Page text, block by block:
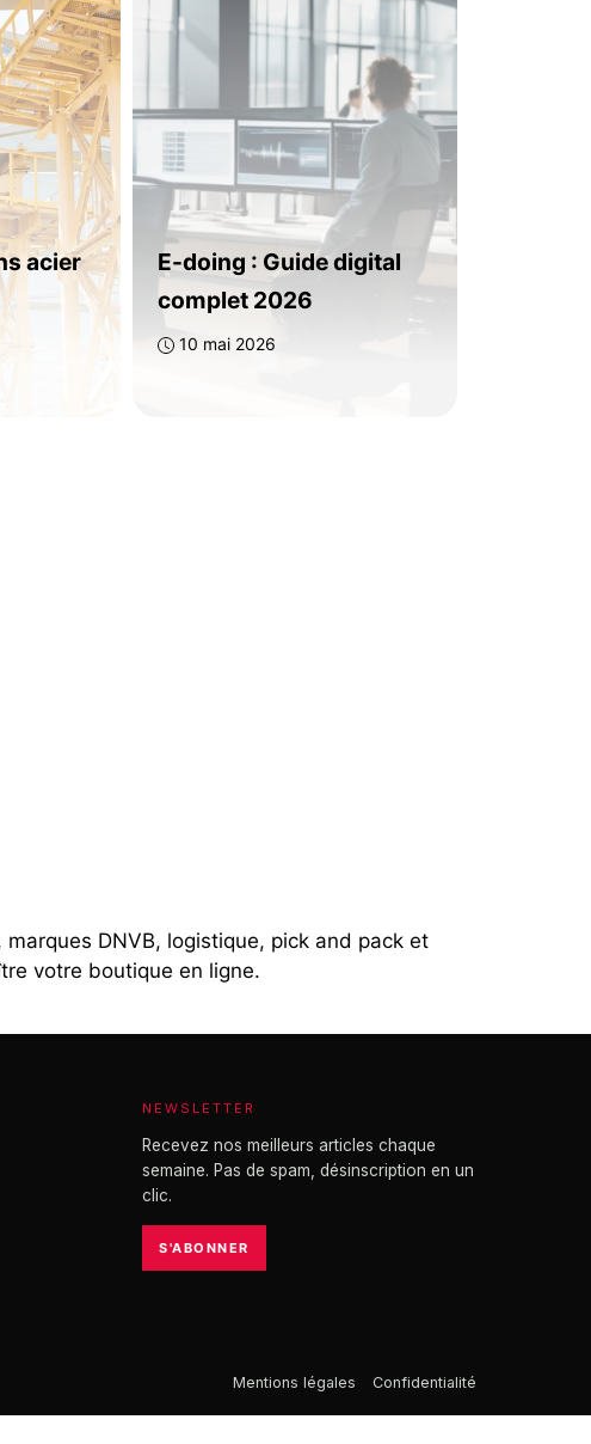
acier
E-doing : Guide digital
complet 2026
10 mai 2026
DNVB, logistique, pick and pack et
votre boutique en ligne.
NEWSLETTER
Recevez nos meilleurs articles chaque
semaine. Pas de spam, désinscription en un
clic.
S'ABONNER
Mentions légales Confidentialité